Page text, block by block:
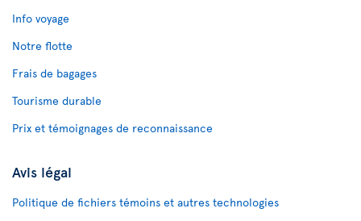
Info voyage
Notre flotte
Frais de bagages
Tourisme durable
Prix et témoignages de reconnaissance
Avis légal
Politique de fichiers témoins et autres technologies